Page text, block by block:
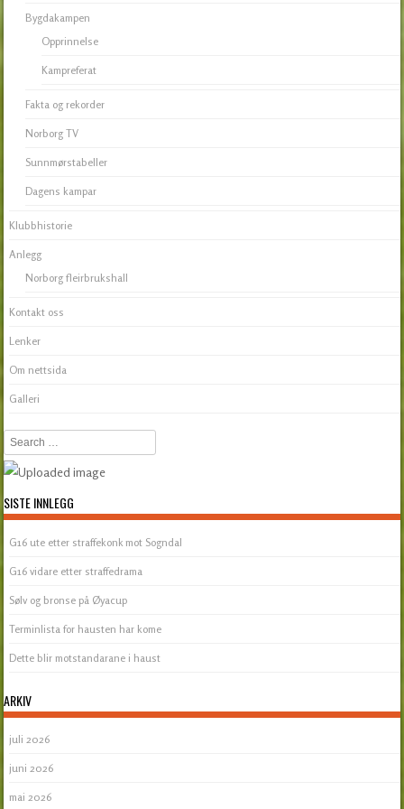
Bygdakampen
Opprinnelse
Kampreferat
Fakta og rekorder
Norborg TV
Sunnmørstabeller
Dagens kampar
Klubbhistorie
Anlegg
Norborg fleirbrukshall
Kontakt oss
Lenker
Om nettsida
Galleri
Search
SISTE INNLEGG
G16 ute etter straffekonk mot Sogndal
G16 vidare etter straffedrama
Sølv og bronse på Øyacup
Terminlista for hausten har kome
Dette blir motstandarane i haust
ARKIV
juli 2026
juni 2026
mai 2026